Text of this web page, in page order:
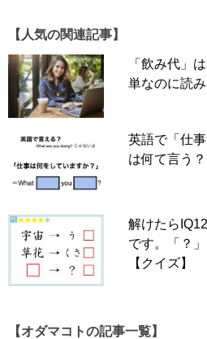
【人気の関連記事】
「飲み代」
単なのに読
英語で「仕
は何て言う？
解けたら
です。「？
【クイズ】
【オダマコトの記事一覧】